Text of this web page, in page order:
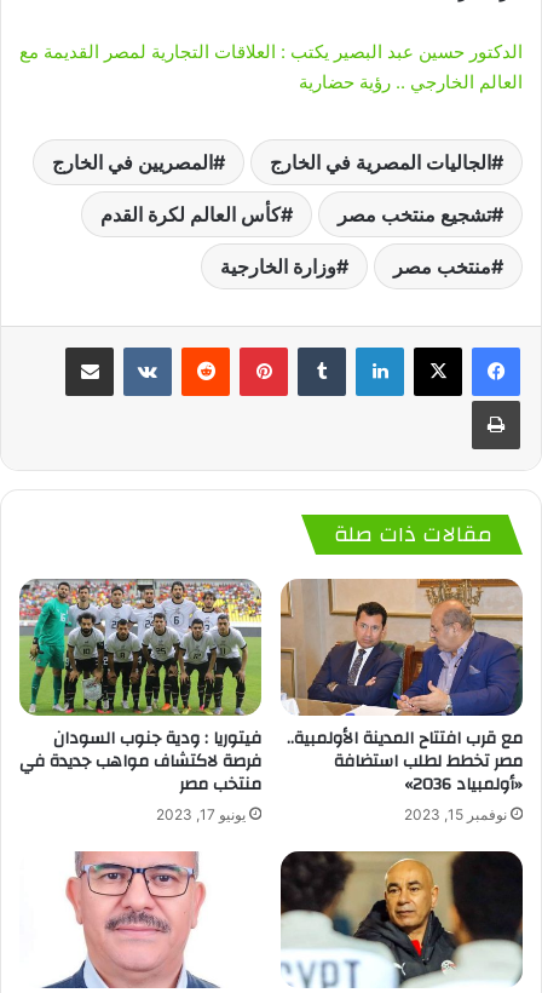
الدكتور حسين عبد البصير يكتب : العلاقات التجارية لمصر القديمة مع
العالم الخارجي .. رؤية حضارية
الجاليات المصرية في الخارج المصريين في الخارج
تشجيع منتخب مصر كأس العالم لكرة القدم
منتخب مصر وزارة الخارجية
لينكدإن بينتيريست
مقالات ذات صلة
مع قرب افتتاح المدينة الأولمبية..
مصر تخطط لطلب استضافة
«أولمبياد 2036»
نوفمبر 15, 2023
فيتوريا : ودية جنوب السودان
فرصة لاكتشاف مواهب جديدة في
منتخب مصر
يونيو 17, 2023